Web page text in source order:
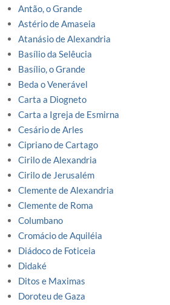
Antão, o Grande
Astério de Amaseia
Atanásio de Alexandria
Basílio da Selêucia
Basílio, o Grande
Beda o Venerável
Carta a Diogneto
Carta a Igreja de Esmirna
Cesário de Arles
Cipriano de Cartago
Cirilo de Alexandria
Cirilo de Jerusalém
Clemente de Alexandria
Clemente de Roma
Columbano
Cromácio de Aquiléia
Diádoco de Foticeia
Didaké
Ditos e Maximas
Doroteu de Gaza